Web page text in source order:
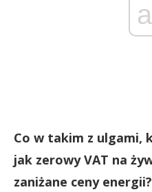
Co w takim z ulgami,
jak zerowy VAT na
zaniżane ceny